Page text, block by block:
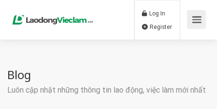
Log In
Blog
Luôn cập nhật những thông tin lao động, việc làm mới nhất